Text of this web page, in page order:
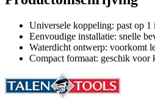
Universele koppeling: past op 1
Eenvoudige installatie: snelle
Waterdicht ontwerp: voorkomt
Compact formaat: geschik voor